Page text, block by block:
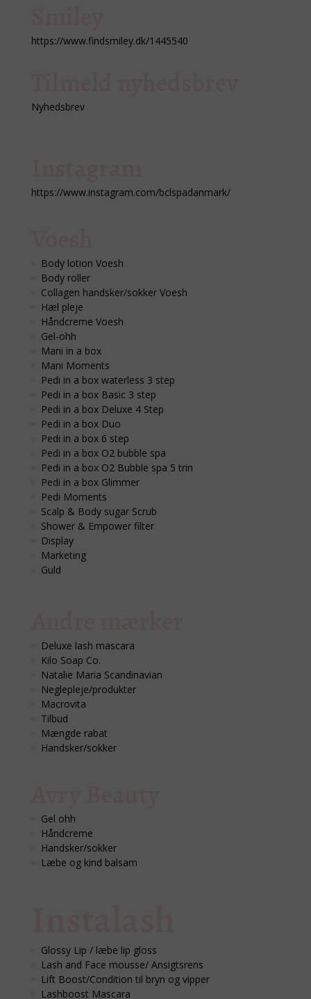
https://www.findsmiley.dk/1445540
Nyhedsbrev
https://www.instagram.com/bclspadanmark/
Body lotion Voesh
Body roller
Collagen handsker/sokker Voesh
Hæl pleje
Håndcreme Voesh
Gel-ohh
Mani in a box
Mani Moments
Pedi in a box waterless 3 step
Pedi in a box Basic 3 step
Pedi in a box Deluxe 4 Step
Pedi in a box Duo
Pedi in a box 6 step
Pedi in a box O2 bubble spa
Pedi in a box O2 Bubble spa 5 trin
Pedi in a box Glimmer
Pedi Moments
Scalp & Body sugar Scrub
Shower & Empower filter
Display
Marketing
Guld
Deluxe lash mascara
Kilo Soap Co.
Natalie Maria Scandinavian
Neglepleje/produkter
Macrovita
Tilbud
Mængde rabat
Handsker/sokker
Gel ohh
Håndcreme
Handsker/sokker
Læbe og kind balsam
Glossy Lip / læbe lip gloss
Lash and Face mousse/ Ansigtsrens
Lift Boost/Condition til bryn og vipper
Lashboost Mascara